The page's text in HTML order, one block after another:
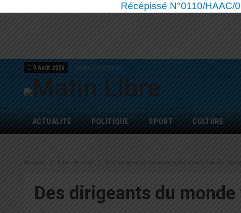
Récépissé N°0110/HAAC/
9 Août 2026 Nous Conctacter
ACTUALITÉ POLITIQUE SPORT CULTURE
Accueil International Des dirigeants du monde félicitent Donald
Des dirigeants du